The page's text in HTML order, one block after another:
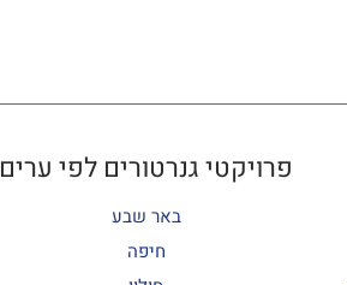
פרויקטי גנרטורים לפי ערים
באר שבע
חיפה